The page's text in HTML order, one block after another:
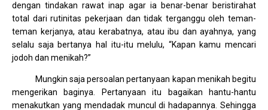
dengan tindakan rawat inap agar ia benar-benar beristirahat
total dari rutinitas pekerjaan dan tidak terganggu oleh teman-
teman kerjanya, atau kerabatnya, atau ibu dan ayahnya, yang
selalu saja bertanya hal itu-itu melulu, “Kapan kamu mencari
jodoh dan menikah?”
Mungkin saja persoalan pertanyaan kapan menikah begitu
mengerikan baginya. Pertanyaan itu bagaikan hantu-hantu
menakutkan yang mendadak muncul di hadapannya. Sehingga